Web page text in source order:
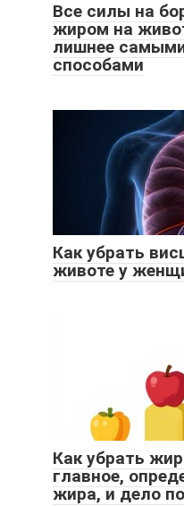
Все силы на
жиром на
лишнее
способами
Как убрать
животе у
Как убрать
главное,
жира, и дело